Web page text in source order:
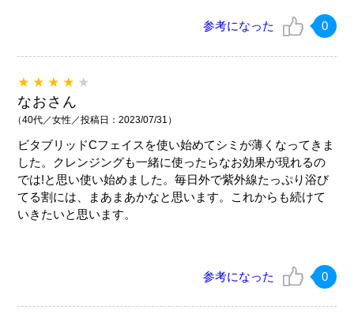
参考になった 0
★★★★ ★
なおさん
（40代／女性／投稿日：2023/07/31）
ビタブリッドCフェイスを使い始めてシミが薄くなってきま
した。クレンジングも一緒に使ったらなお効果が現れるの
では!と思い使い始めました。毎日外で紫外線たっぷり浴び
てる割には、まあまあかなと思います。これからも続けて
いきたいと思います。
参考になった 0